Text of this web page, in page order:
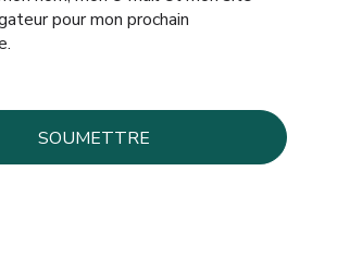
pour mon prochain